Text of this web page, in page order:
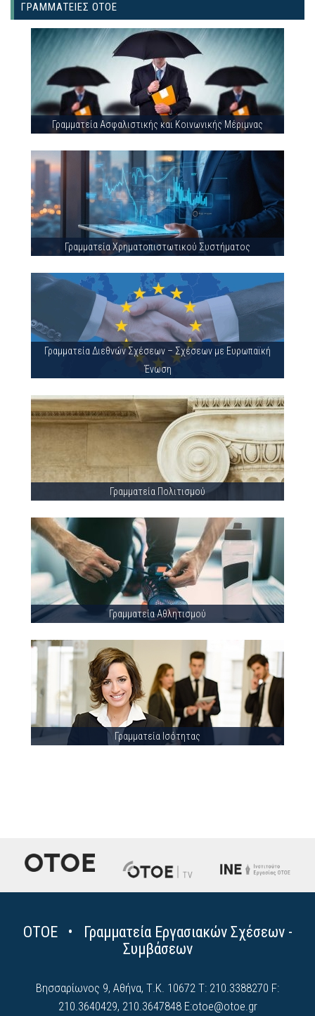
ΓΡΑΜΜΑΤΕΙΕΣ ΟΤΟΕ
Γραμματεία Ασφαλιστικής και Κοινωνικής Μέριμνας
Γραμματεία Χρηματοπιστωτικού Συστήματος
Γραμματεία Διεθνών Σχέσεων – Σχέσεων με Ευρωπαϊκή
Ένωση
Γραμματεία Πολιτισμού
Γραμματεία Αθλητισμού
Γραμματεία Ισότητας
ΟΤΟΕ • Γραμματεία Εργασιακών Σχέσεων -
Συμβάσεων
Βησσαρίωνος 9, Αθήνα, Τ.Κ. 10672 Τ: 210.3388270 F:
210.3640429, 210.3647848 E:otoe@otoe.gr